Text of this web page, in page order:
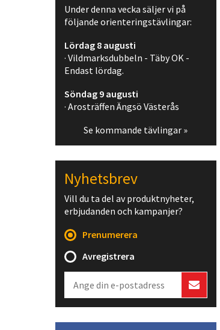
Webpris
-5%
1 799 kr
1 709,05 kr
Inov-8 Mudtalon Speed V2, wide fit
men, black/green
Visa produkt
Under denna vecka säljer vi på
följande orienteringstävlingar:
Lördag 8 augusti
· Vildmarksdubbeln - Täby OK -
Endast lördag.
Söndag 9 augusti
· Arosträffen Ängsö Västerås
Se kommande tävlingar »
Nyhetsbrev
Vill du ta del av produktnyheter,
erbjudanden och kampanjer?
Prenumerera
Avregistrera